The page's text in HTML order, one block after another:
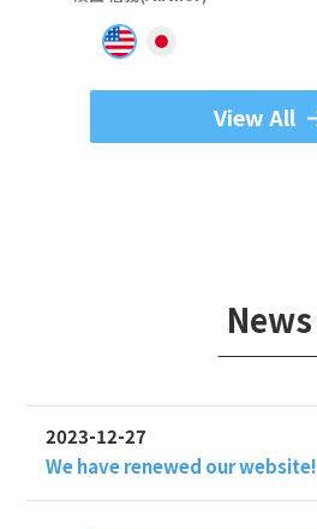
View All
News
2023-12-27
We have renewed our website!